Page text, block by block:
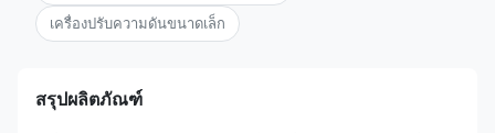
เครื่องปรับความดันขนาดเล็ก
สรุปผลิตภัณฑ์